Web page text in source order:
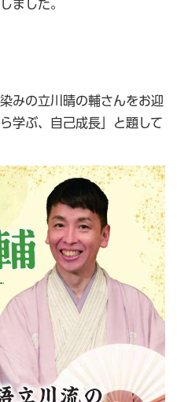
ました。
みの立川晴の輔さんをお迎
学ぶ、自己成長」と題して